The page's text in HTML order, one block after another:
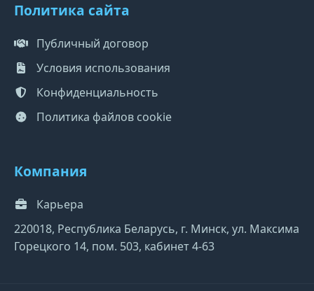
Политика сайта
Публичный договор
Условия использования
Конфиденциальность
Политика файлов cookie
Компания
Карьера
220018, Республика Беларусь, г. Минск, ул. Максима
Горецкого 14, пом. 503, кабинет 4-63